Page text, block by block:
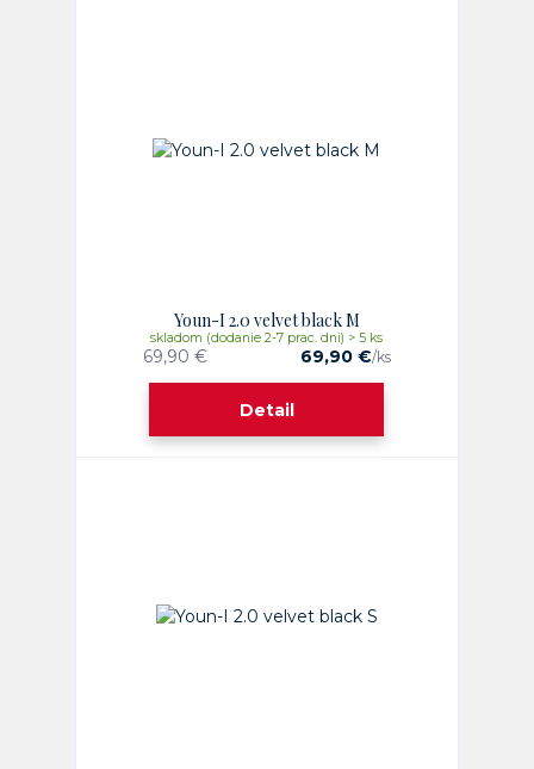
Youn-I 2.0 velvet black M
69,90 € 69,90 €/ks
skladom (dodanie 2-7 prac. dni) > 5 ks
Detail